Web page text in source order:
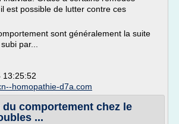
est possible de lutter contre ces
sont généralement la suite
par...
13:25:52
homopathie-d7a.com
comportement chez le
...